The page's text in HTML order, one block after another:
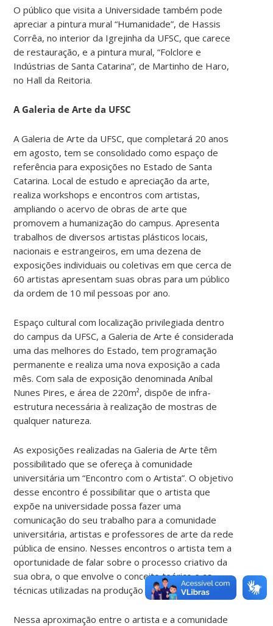
O público que visita a Universidade também pode
apreciar a pintura mural “Humanidade”, de Hassis
Corrêa, no interior da Igrejinha da UFSC, que carece
de restauração, e a pintura mural, “Folclore e
Indústrias de Santa Catarina”, de Martinho de Haro,
no Hall da Reitoria.
A Galeria de Arte da UFSC
A Galeria de Arte da UFSC, que completará 20 anos
em agosto, tem se consolidado como espaço de
referência para exposições no Estado de Santa
Catarina. Local de estudo e apreciação da arte,
realiza workshops e encontros com artistas,
ampliando o acervo de obras de arte que
promovem a humanização do campus. Apresenta
trabalhos de diversos artistas plásticos locais,
nacionais e estrangeiros, em uma dezena de
exposições individuais ou coletivas em que cerca de
60 artistas apresentam suas obras para um público
da ordem de 10 mil pessoas por ano.
Espaço cultural com localização privilegiada dentro
do campus da UFSC, a Galeria de Arte é considerada
uma das melhores do Estado, tem programação
permanente e realiza uma nova exposição a cada
mês. Com sala de exposição denominada Aníbal
Nunes Pires, e área de 220m², dispõe de infra-
estrutura necessária à realização de mostras de
qualquer natureza.
As exposições realizadas na Galeria de Arte têm
possibilitado que se ofereça à comunidade
universitária um “Encontro com o Artista”. O objetivo
desse encontro é possibilitar que o artista que
expõe na universidade possa fazer uma
comunicação do seu trabalho para a comunidade
universitária, artistas e professores de arte da rede
pública de ensino. Nesses encontros o artista tem a
oportunidade de falar sobre o processo criativo da
sua obra, o que envolve o conceito teórico e as
técnicas utilizadas na produção de uma obra de arte.
Nessa aproximação entre o artista e a comunidade